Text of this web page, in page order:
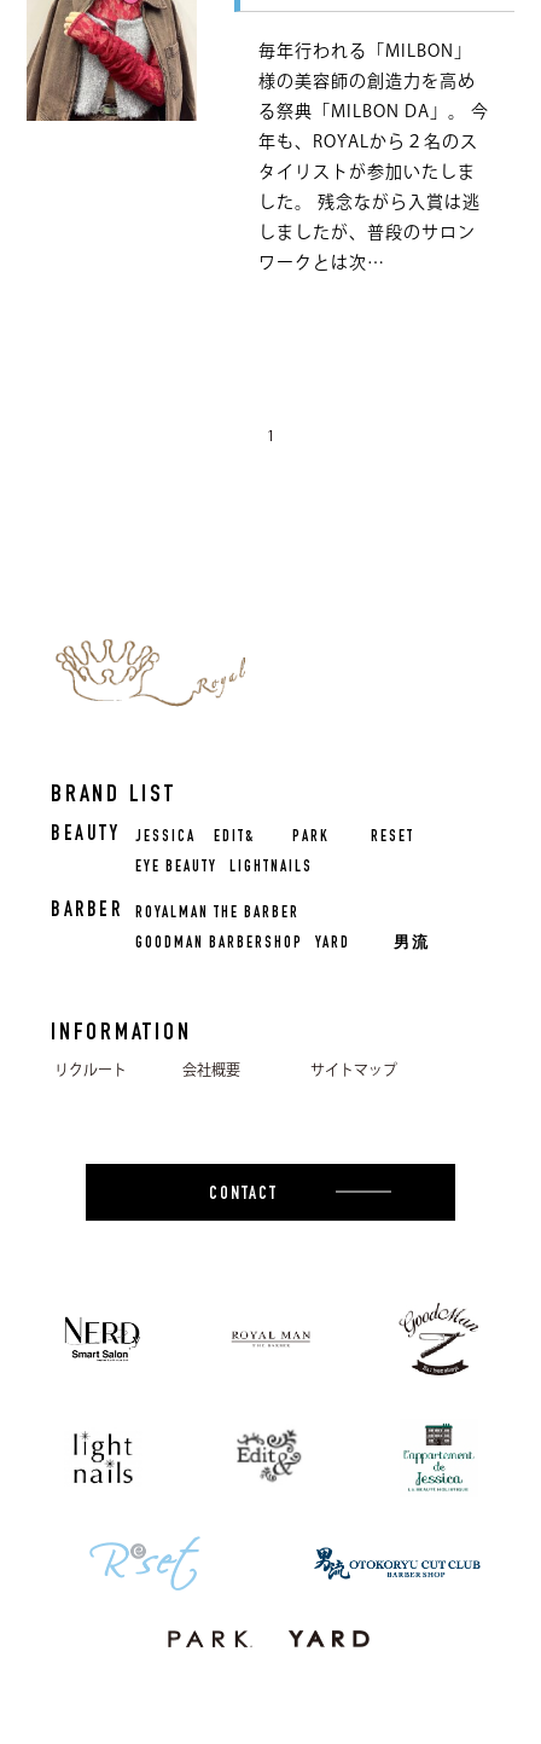
毎年行われる「MILBON」
様の美容師の創造力を高め
る祭典「MILBON DA」。 今
年も、ROYALから２名のス
タイリストが参加いたしま
した。 残念ながら入賞は逃
しましたが、普段のサロン
ワークとは次…
1
BRAND LIST
BEAUTY JESSICA EDIT& PARK
RESET
EYE BEAUTY
LIGHTNAILS
BARBER
ROYALMAN THE BARBER
GOODMAN BARBERSHOP
YARD 男流
INFORMATION
リクルート 会社概要 サイトマップ
CONTACT